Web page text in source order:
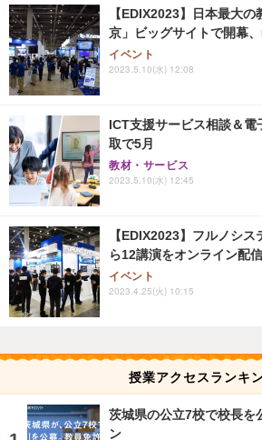
【EDIX2023】日本最大
京」ビッグサイトで開幕
イベント
2023.5.10(水) 12:08
ICT支援サービス相談＆
取で5月
教材・サービス
2023.5.10(水) 12:45
【EDIX2023】フルノシ
ら12講演をオンライン配
イベント
2023.4.25(火) 10:15
授業アクセスランキ
茨城県の公立7校で校長
ン